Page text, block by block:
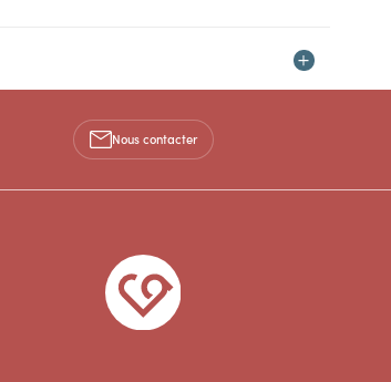
Nous contacter